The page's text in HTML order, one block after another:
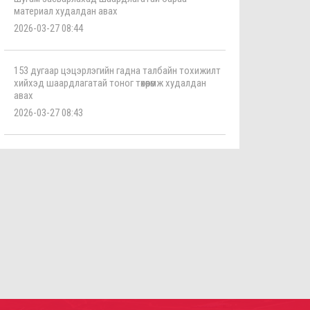
n/2014,
n/2308
n/2309
материал худалдан авах
2026-03-27 08:44
153 дугаар цэцэрлэгийн гадна талбайн тохижилт
хийхэд шаардлагатай тоног төхөөрөмж худалдан
авах
2026-03-27 08:43